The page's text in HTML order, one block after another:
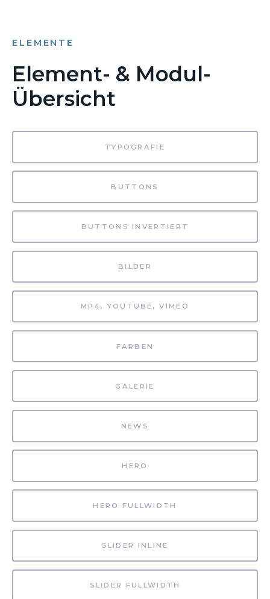
ELEMENTE
Element- & Modul-
Übersicht
TYPOGRAFIE
BUTTONS
BUTTONS INVERTIERT
BILDER
MP4, YOUTUBE, VIMEO
FARBEN
GALERIE
NEWS
HERO
HERO FULLWIDTH
SLIDER INLINE
SLIDER FULLWIDTH